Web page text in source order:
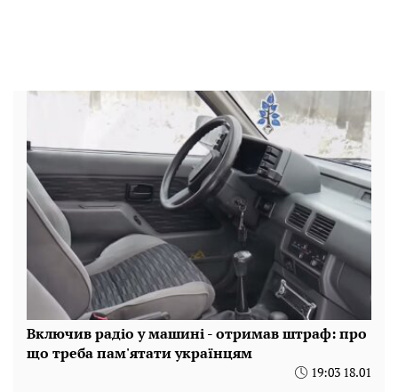
Включив радіо у машині - отримав штраф: про
що треба пам'ятати українцям
19:03 18.01